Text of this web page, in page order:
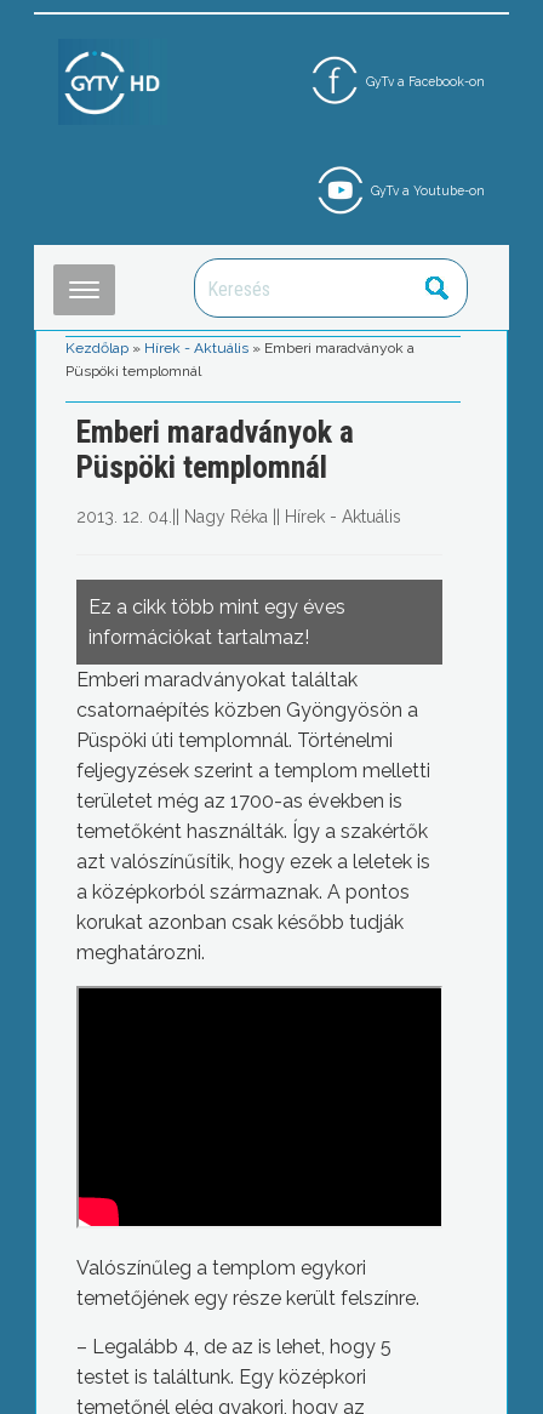
GyTv a Facebook-on
GyTv a Youtube-on
Kezdőlap » Hírek - Aktuális » Emberi maradványok a
Püspöki templomnál
Emberi maradványok a
Püspöki templomnál
2013. 12. 04. Nagy Réka Hírek - Aktuális
Ez a cikk több mint egy éves
információkat tartalmaz!
Emberi maradványokat találtak
csatornaépítés közben Gyöngyösön a
Püspöki úti templomnál. Történelmi
feljegyzések szerint a templom melletti
területet még az 1700-as években is
temetőként használták. Így a szakértők
azt valószínűsítik, hogy ezek a leletek is
a középkorból származnak. A pontos
korukat azonban csak később tudják
meghatározni.
Valószínűleg a templom egykori
temetőjének egy része került felszínre.
– Legalább 4, de az is lehet, hogy 5
testet is találtunk. Egy középkori
temetőnél elég gyakori, hogy az